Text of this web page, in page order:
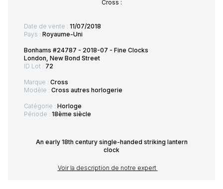
Cross :
Date de vente : 11/07/2018
Pays : Royaume-Uni
Bonhams #24787 - 2018-07 - Fine Clocks
London, New Bond Street
ID Lot : 72
Marque : Cross
Modèle : Cross autres horlogerie
Catégorie : Horloge
Période : 18ème siècle
An early 18th century single-handed striking lantern
clock
Voir la description de notre expert